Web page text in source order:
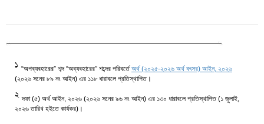
1 “অপব্যবহারের” শব্দ “অব্যবহারের” শব্দের পরিবর্তেঅর্থ (২০২৫-২০২৬ অর্থ বৎসর) আইন, ২০২৬
(২০২৬ সনের ৮৯ নং আইন) এর ১১৮ ধারাবলে প্রতিস্থাপিত।
2 দফা (৫) অর্থ আইন, ২০২৬ (২০২৬ সনের ৯৬ নং আইন) এর ১৩০ ধারাবলে প্রতিস্থাপিত (১ জুলাই,
২০২৬ তারিখ হইতে কার্যকর)।